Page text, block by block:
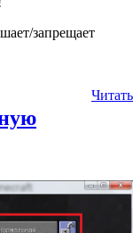
запрещает
Читать